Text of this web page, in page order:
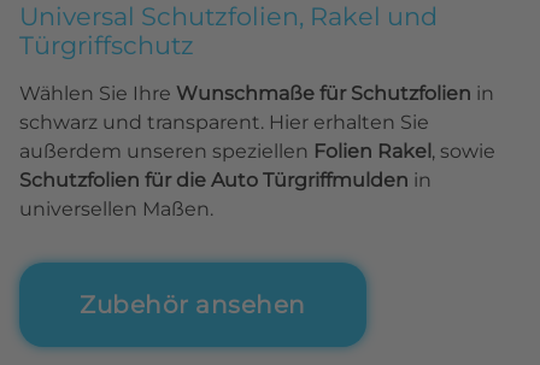
Universal Schutzfolien, Rakel und
Türgriffschutz
Wählen Sie Ihre Wunschmaße für Schutzfolien in
schwarz und transparent. Hier erhalten Sie
außerdem unseren speziellen Folien Rakel , sowie
Schutzfolien für die Auto Türgriffmulden in
universellen Maßen.
Zubehör ansehen